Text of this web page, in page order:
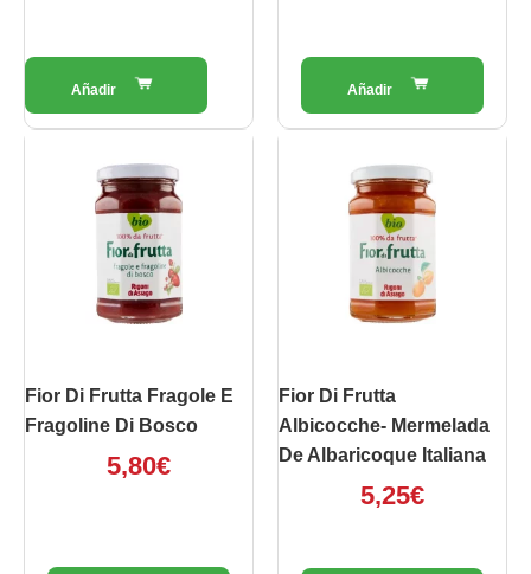
Fior Di Frutta Fragole E
Fragoline Di Bosco
5,80€
Fior Di Frutta
Albicocche- Mermelada
De Albaricoque Italiana
5,25€